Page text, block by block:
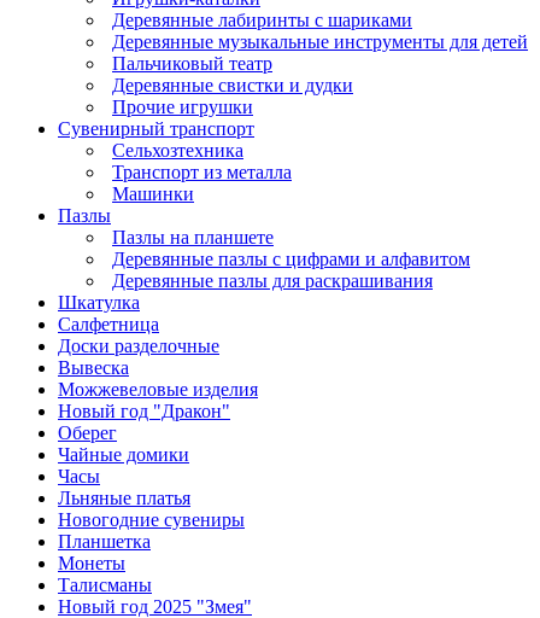
Деревянные лабиринты с шариками
Деревянные музыкальные инструменты для детей
Пальчиковый театр
Деревянные свистки и дудки
Прочие игрушки
Сувенирный транспорт
Сельхозтехника
Транспорт из металла
Машинки
Пазлы
Пазлы на планшете
Деревянные пазлы с цифрами и алфавитом
Деревянные пазлы для раскрашивания
Шкатулка
Салфетница
Доски разделочные
Вывеска
Можжевеловые изделия
Новый год "Дракон"
Оберег
Чайные домики
Часы
Льняные платья
Новогодние сувениры
Планшетка
Монеты
Талисманы
Новый год 2025 "Змея"